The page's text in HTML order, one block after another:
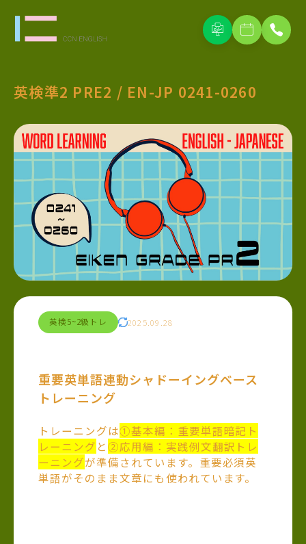
英検準2 PRE2 / EN-JP 0241-0260
2025.09.28
英検5~2級トレ
重要英単語連動シャドーイングベース
トレーニング
トレーニングは①基本編：重要単語暗記ト
レーニング と②応用編：実践例文翻訳トレ
ーニングが準備されています。重要必須英
単語がそのまま文章にも使われています。